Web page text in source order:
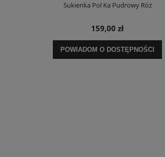
Sukienka Pol Ka Pudrowy Róż
159,00 zł
POWIADOM O DOSTĘPNOŚCI